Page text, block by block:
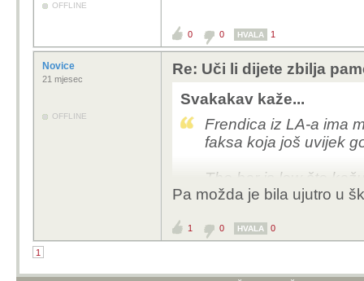
OFFLINE
0 0 HVALA 1
Novice
21 mjesec
OFFLINE
Re: Uči li dijete zbilja
Svakakav kaže...
Frendica iz LA-a ima
faksa koja još uvijek
The bar is low što
Pa možda je bila ujutro u
1 0 HVALA 0
1